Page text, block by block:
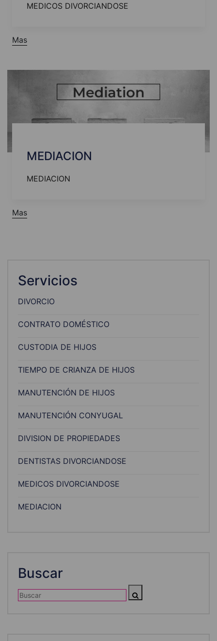
MEDICOS DIVORCIANDOSE
Mas
MEDIACION
MEDIACION
Mas
Servicios
DIVORCIO
CONTRATO DOMÉSTICO
CUSTODIA DE HIJOS
TIEMPO DE CRIANZA DE HIJOS
MANUTENCIÓN DE HIJOS
MANUTENCIÓN CONYUGAL
DIVISION DE PROPIEDADES
DENTISTAS DIVORCIANDOSE
MEDICOS DIVORCIANDOSE
MEDIACION
Buscar